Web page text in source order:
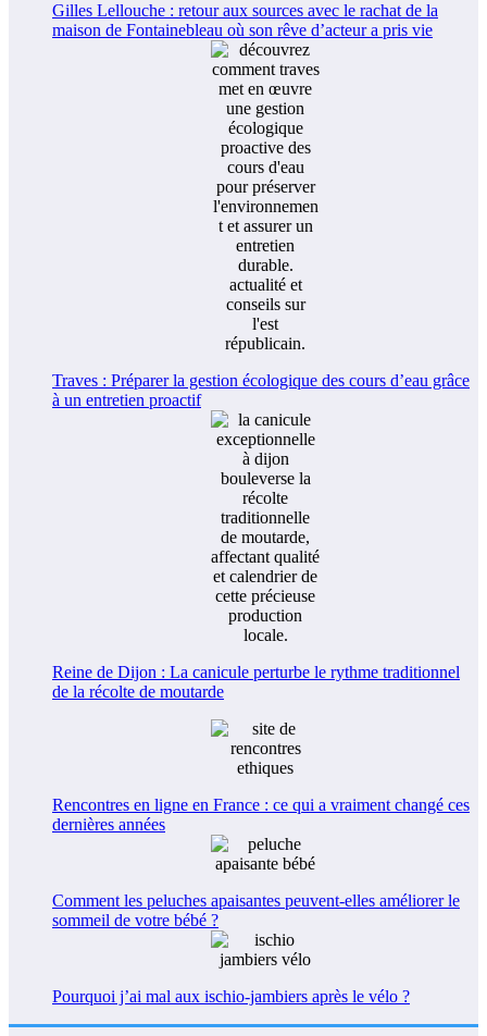
Gilles Lellouche : retour aux sources avec le rachat de la
maison de Fontainebleau où son rêve d’acteur a pris vie
Traves : Préparer la gestion écologique des cours d’eau grâce
à un entretien proactif
Reine de Dijon : La canicule perturbe le rythme traditionnel
de la récolte de moutarde
Rencontres en ligne en France : ce qui a vraiment changé ces
dernières années
Comment les peluches apaisantes peuvent-elles améliorer le
sommeil de votre bébé ?
Pourquoi j’ai mal aux ischio-jambiers après le vélo ?